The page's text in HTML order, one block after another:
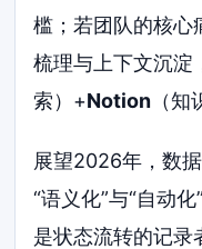
槛；若团队的核心
梳理与上下文沉淀
索）+Notion （
展望2026年，数
“语义化”与“自动
是状态流转的记录